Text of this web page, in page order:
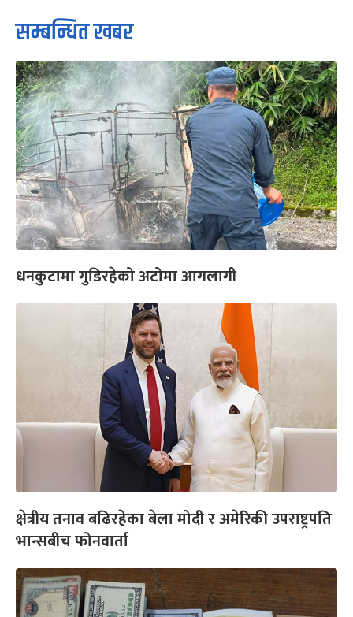
सम्बन्धित खबर
धनकुटामा गुडिरहेको अटोमा आगलागी
क्षेत्रीय तनाव बढिरहेका बेला मोदी र अमेरिकी उपराष्ट्रपति
भान्सबीच फोनवार्ता